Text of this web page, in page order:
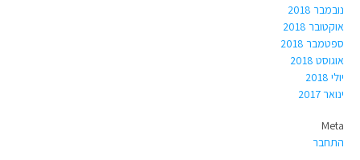
נובמבר 2018
אוקטובר 2018
ספטמבר 2018
אוגוסט 2018
יולי 2018
ינואר 2017
Meta
התחבר